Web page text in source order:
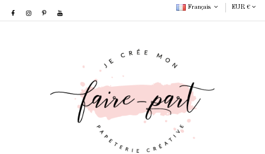
Français EUR €